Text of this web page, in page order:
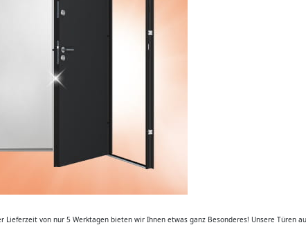
von nur 5 Werktagen bieten wir Ihnen etwas ganz Besonderes! Unsere Türen